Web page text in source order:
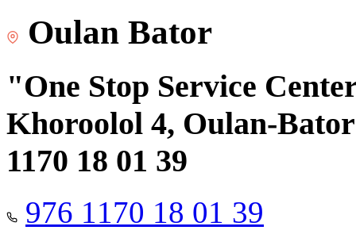
Oulan Bator
"One Stop Service
Khoroolol 4, Oulan-
1170 18 01 39
976 1170 18 01 39